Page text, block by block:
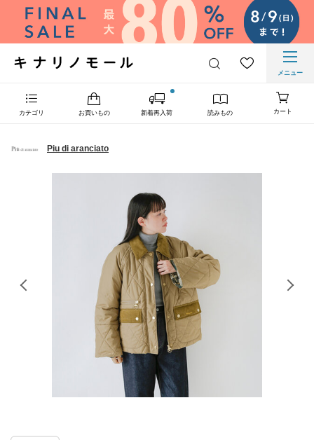
メニュー
カテゴリ お買いもの 新着再入荷 読みもの カート
Piu di aranciato